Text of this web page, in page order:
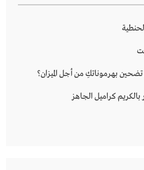
كراميل الجاهز